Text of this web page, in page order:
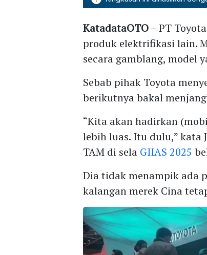
KatadataOTO– PT
produk elektrifikasi lain.
secara gamblang, model
Sebab pihak Toyota
berikutnya bakal
“Kita akan hadirkan
lebih luas. Itu dulu,” kata
TAM di sela GIIAS 2025
Dia tidak menampik ada
kalangan merek Cina